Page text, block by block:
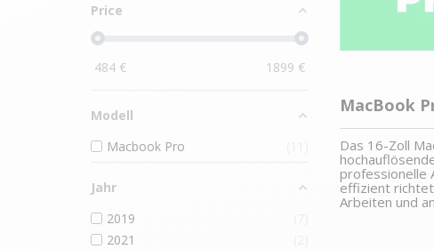
Price
484 € 1899 €
Modell
Macbook Pro
Jahr
2019
2021
MacBook
Das 16-Zoll
professionelle
effizient
Arbeiten und